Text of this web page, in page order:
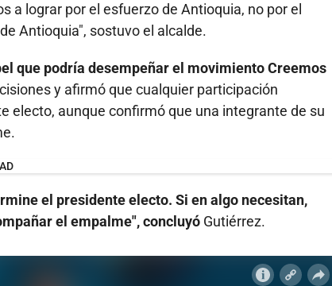
a lograr por el esfuerzo de Antioquia, no por el
Antioquia", sostuvo el alcalde.
que podría desempeñar el movimiento Creemos
y afirmó que cualquier participación
electo, aunque confirmó que una integrante de su
el presidente electo. Si en algo necesitan,
el empalme", concluyó Gutiérrez.